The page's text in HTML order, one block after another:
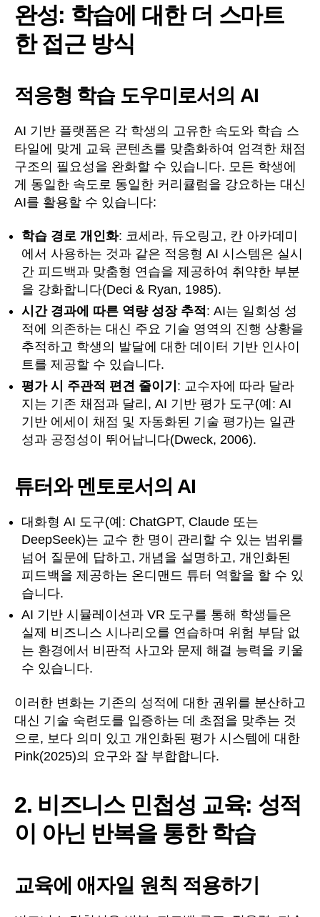
완성: 학습에 대한 더 스마트
한 접근 방식
적응형 학습 도우미로서의 AI
AI 기반 플랫폼은 각 학생의 고유한 속도와 학습 스
타일에 맞게 교육 콘텐츠를 맞춤화하여 엄격한 채점
구조의 필요성을 완화할 수 있습니다. 모든 학생에
게 동일한 속도로 동일한 커리큘럼을 강요하는 대신
AI를 활용할 수 있습니다:
학습 경로 개인화: 코세라, 듀오링고, 칸 아카데미
에서 사용하는 것과 같은 적응형 AI 시스템은 실시
간 피드백과 맞춤형 연습을 제공하여 취약한 부분
을 강화합니다(Deci & Ryan, 1985).
시간 경과에 따른 역량 성장 추적 : AI는 일회성 성
적에 의존하는 대신 주요 기술 영역의 진행 상황을
추적하고 학생의 발달에 대한 데이터 기반 인사이
트를 제공할 수 있습니다.
평가 시 주관적 편견 줄이기 : 교수자에 따라 달라
지는 기존 채점과 달리, AI 기반 평가 도구(예: AI
기반 에세이 채점 및 자동화된 기술 평가)는 일관
성과 공정성이 뛰어납니다(Dweck, 2006).
튜터와 멘토로서의 AI
대화형 AI 도구(예: ChatGPT, Claude 또는
DeepSeek)는 교수 한 명이 관리할 수 있는 범위를
넘어 질문에 답하고, 개념을 설명하고, 개인화된
피드백을 제공하는 온디맨드 튜터 역할을 할 수 있
습니다.
AI 기반 시뮬레이션과 VR 도구를 통해 학생들은
실제 비즈니스 시나리오를 연습하며 위험 부담 없
는 환경에서 비판적 사고와 문제 해결 능력을 키울
수 있습니다.
이러한 변화는 기존의 성적에 대한 권위를 분산하고
대신 기술 숙련도를 입증하는 데 초점을 맞추는 것
으로, 보다 의미 있고 개인화된 평가 시스템에 대한
Pink(2025)의 요구와 잘 부합합니다.
2. 비즈니스 민첩성 교육: 성적
이 아닌 반복을 통한 학습
교육에 애자일 원칙 적용하기